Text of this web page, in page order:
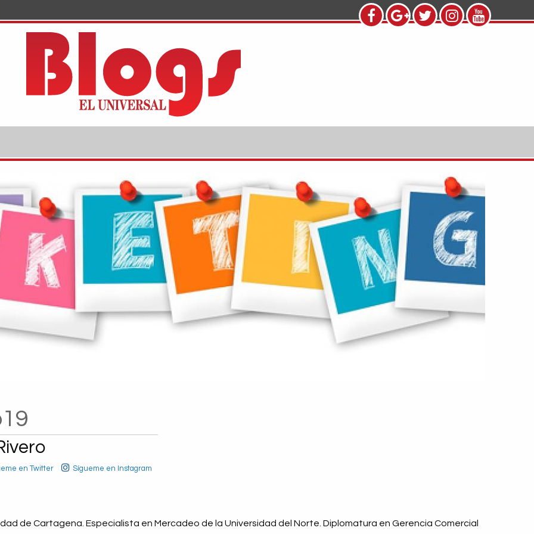
en Twitter Sígueme en Instagram
de Cartagena. Especialista en Mercadeo de la Universidad del Norte. Diplomatura en Gerencia Comercial